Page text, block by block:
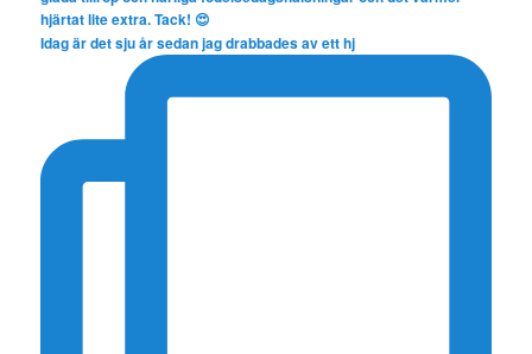
Idag är det sju år sedan jag drabbades av ett hj